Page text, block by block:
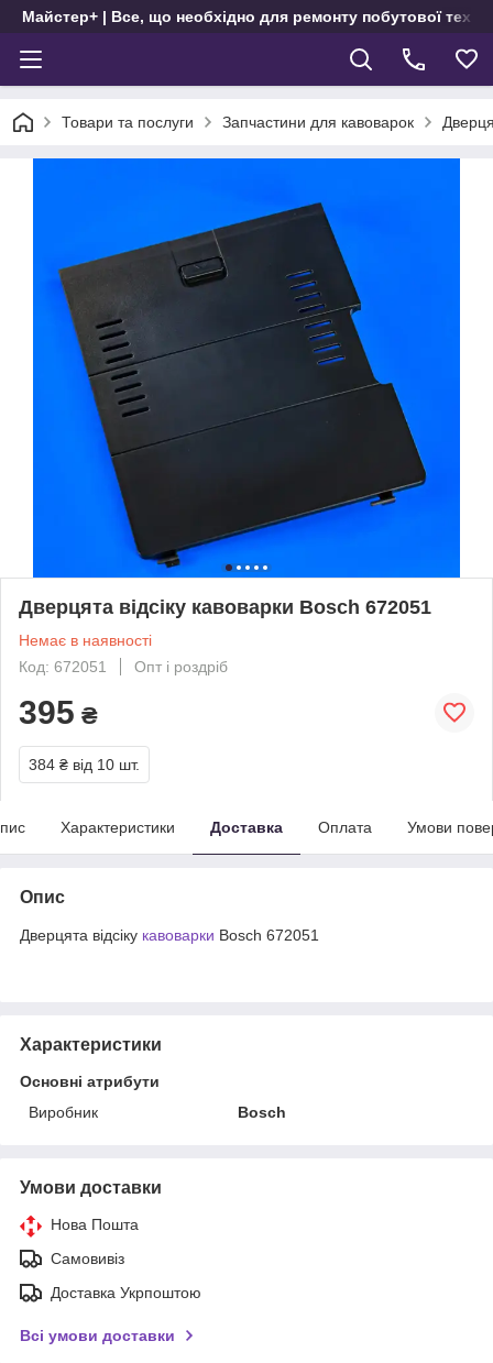
Майстер+ | Все, що необхідно для ремонту побутової
Товари та послуги Запчастини для кавоварок
Дверцята відсіку кавоварки Bosch 672051
Немає в наявності
Код: 672051
Опт і роздріб
395 ₴
384 ₴ від 10 шт.
Характеристики Доставка Оплата Умови
Опис
Дверцята відсіку кавоварки Bosch 672051
Характеристики
Основні атрибути
Виробник
Bosch
Умови доставки
Нова Пошта
Самовивіз
Доставка Укрпоштою
Всі умови доставки